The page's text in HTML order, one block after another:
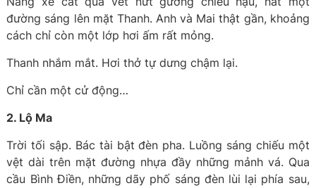
đường sáng lên mặt Thanh. Anh và Mai thật gần, khoảng
cách chỉ còn một lớp hơi ấm rất mỏng.
Thanh nhắm mắt. Hơi thở tự dưng chậm lại.
Chỉ cần một cử động…
2. Lộ Ma
Trời tối sập. Bác tài bật đèn pha. Luồng sáng chiếu một
vệt dài trên mặt đường nhựa đầy những mảnh vá. Qua
cầu Bình Điền, những dãy phố sáng đèn lùi lại phía sau,